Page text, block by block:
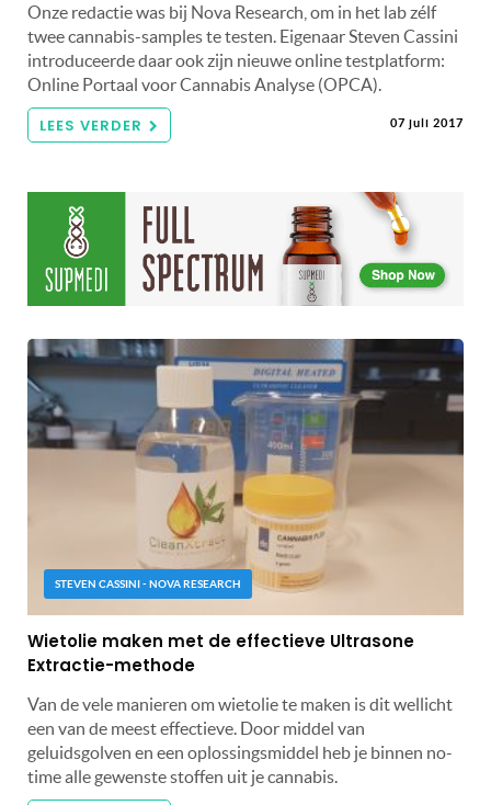
Onze redactie was bij Nova Research, om in het lab zélf
twee cannabis-samples te testen. Eigenaar Steven Cassini
introduceerde daar ook zijn nieuwe online testplatform:
Online Portaal voor Cannabis Analyse (OPCA).
LEES VERDER 07 juli 2017
STEVEN CASSINI - NOVA RESEARCH
Wietolie maken met de effectieve Ultrasone
Extractie-methode
Van de vele manieren om wietolie te maken is dit wellicht
een van de meest effectieve. Door middel van
geluidsgolven en een oplossingsmiddel heb je binnen no-
time alle gewenste stoffen uit je cannabis.